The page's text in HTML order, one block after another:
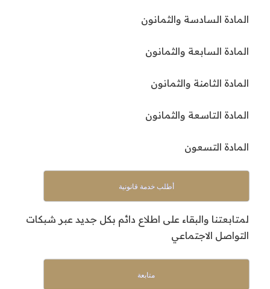
المادة السادسة والثمانون
المادة السابعة والثمانون
المادة الثامنة والثمانون
المادة التاسعة والثمانون
المادة التسعون
أطلب خدمة قانونية
لمتابعتنا والبقاء على اطلاع دائم بكل جديد عبر شبكات
التواصل الاجتماعي
متابعة